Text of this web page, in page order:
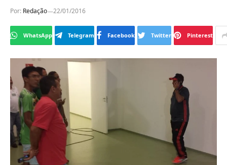
Por: Redação 22/01/2016
WhatsApp Telegram Facebook Twitter Pinterest